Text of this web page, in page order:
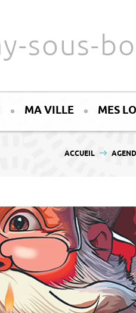
sous-
MA VILLE MES
VOUS ÊTES ICI :
ACCUEIL